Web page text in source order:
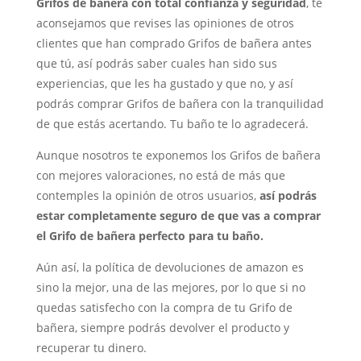
aconsejamos que revises las opiniones de otros
clientes que han comprado Grifos de bañera antes
que tú, así podrás saber cuales han sido sus
experiencias, que les ha gustado y que no, y así
podrás comprar Grifos de bañera con la tranquilidad
de que estás acertando. Tu baño te lo agradecerá.
Aunque nosotros te exponemos los Grifos de bañera
con mejores valoraciones, no está de más que
contemples la opinión de otros usuarios, así podrás
estar completamente seguro de que vas a comprar
el Grifo de bañera perfecto para tu baño.
Aún así, la política de devoluciones de amazon es
sino la mejor, una de las mejores, por lo que si no
quedas satisfecho con la compra de tu Grifo de
bañera, siempre podrás devolver el producto y
recuperar tu dinero.